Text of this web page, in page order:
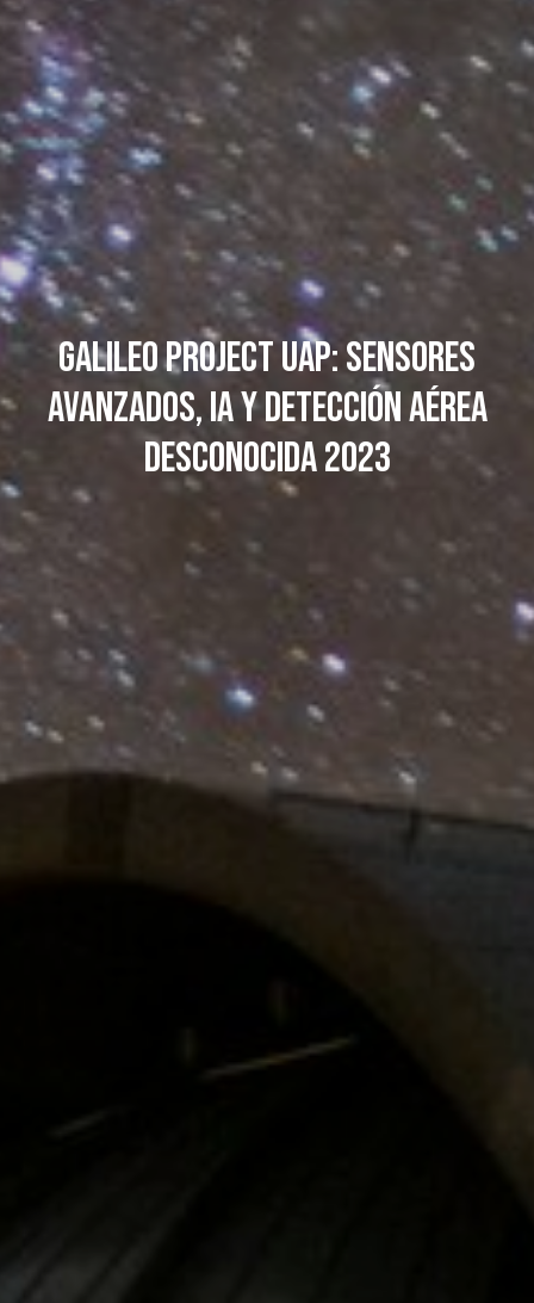
Galileo Project UAP: sensores
avanzados, IA y detección aérea
desconocida 2023